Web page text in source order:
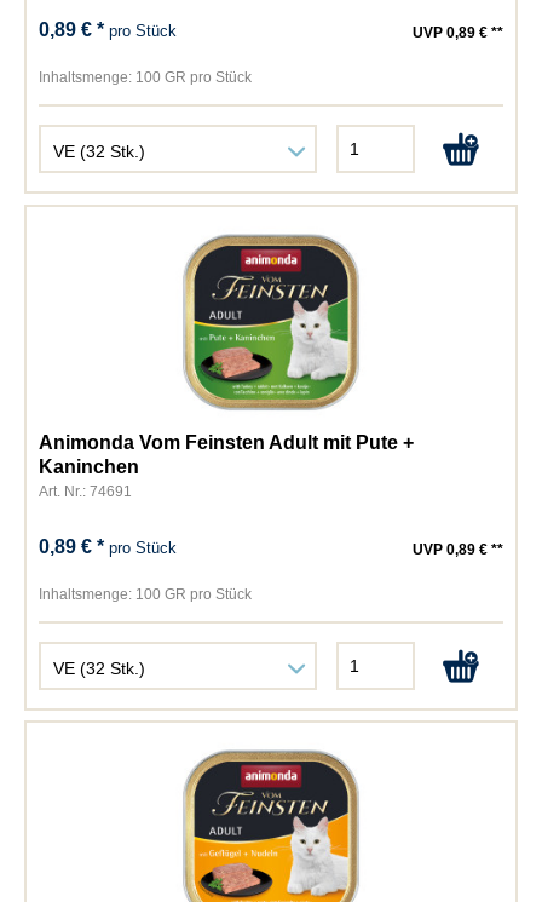
0,89 € *pro Stück UVP 0,89 € **
Inhaltsmenge: 100 GR pro Stück
Animonda Vom Feinsten Adult mit Pute +
Kaninchen
Art. Nr.: 74691
0,89 € *pro Stück UVP 0,89 € **
Inhaltsmenge: 100 GR pro Stück